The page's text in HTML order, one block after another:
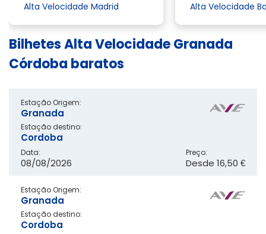
Alta Velocidade Madrid Alta Velocidade
Bilhetes Alta Velocidade Granada
Córdoba baratos
Estação Origem:
Granada
Estação destino:
Cordoba
Data:
08/08/2026
Preço:
Desde 16,50 €
Estação Origem:
Granada
Estação destino:
Cordoba